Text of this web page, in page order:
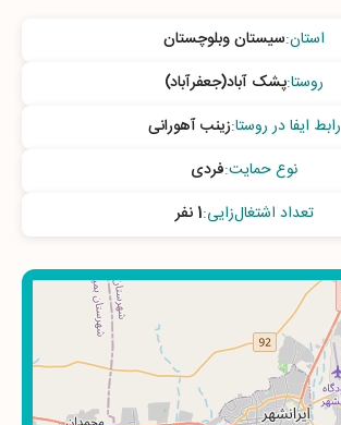
استان:سیستان وبلوچستان
روستا:پشک آباد(جعفرآباد)
رابط ایفا در روستا:زینب آهورانی
نوع حمایت:فردی
تعداد اشتغال‌زایی:1 نفر